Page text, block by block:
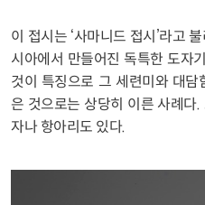
이 접시는 ‘사마니드 접시’라고
시아에서 만들어진 독특한 도자
것이 특징으로 그 세련미와 대
은 것으로는 상당히 이른 사례다
자나 항아리도 있다.